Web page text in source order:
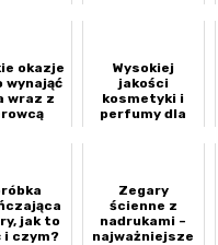
okazje
wynająć
wraz z
Wysokiej
jakości
kosmetyki i
perfumy dla
jak to
i czym?
Zegary
ścienne z
nadrukami –
najważniejsze